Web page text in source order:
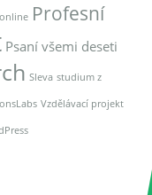
Profesní
Psaní všemi deseti
Sleva studium z
Vzdělávací projekt